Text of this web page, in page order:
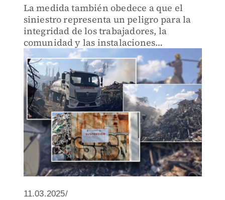
La medida también obedece a que el
siniestro representa un peligro para la
integridad de los trabajadores, la
comunidad y las instalaciones
circundantes, se informó.
11.03.2025/